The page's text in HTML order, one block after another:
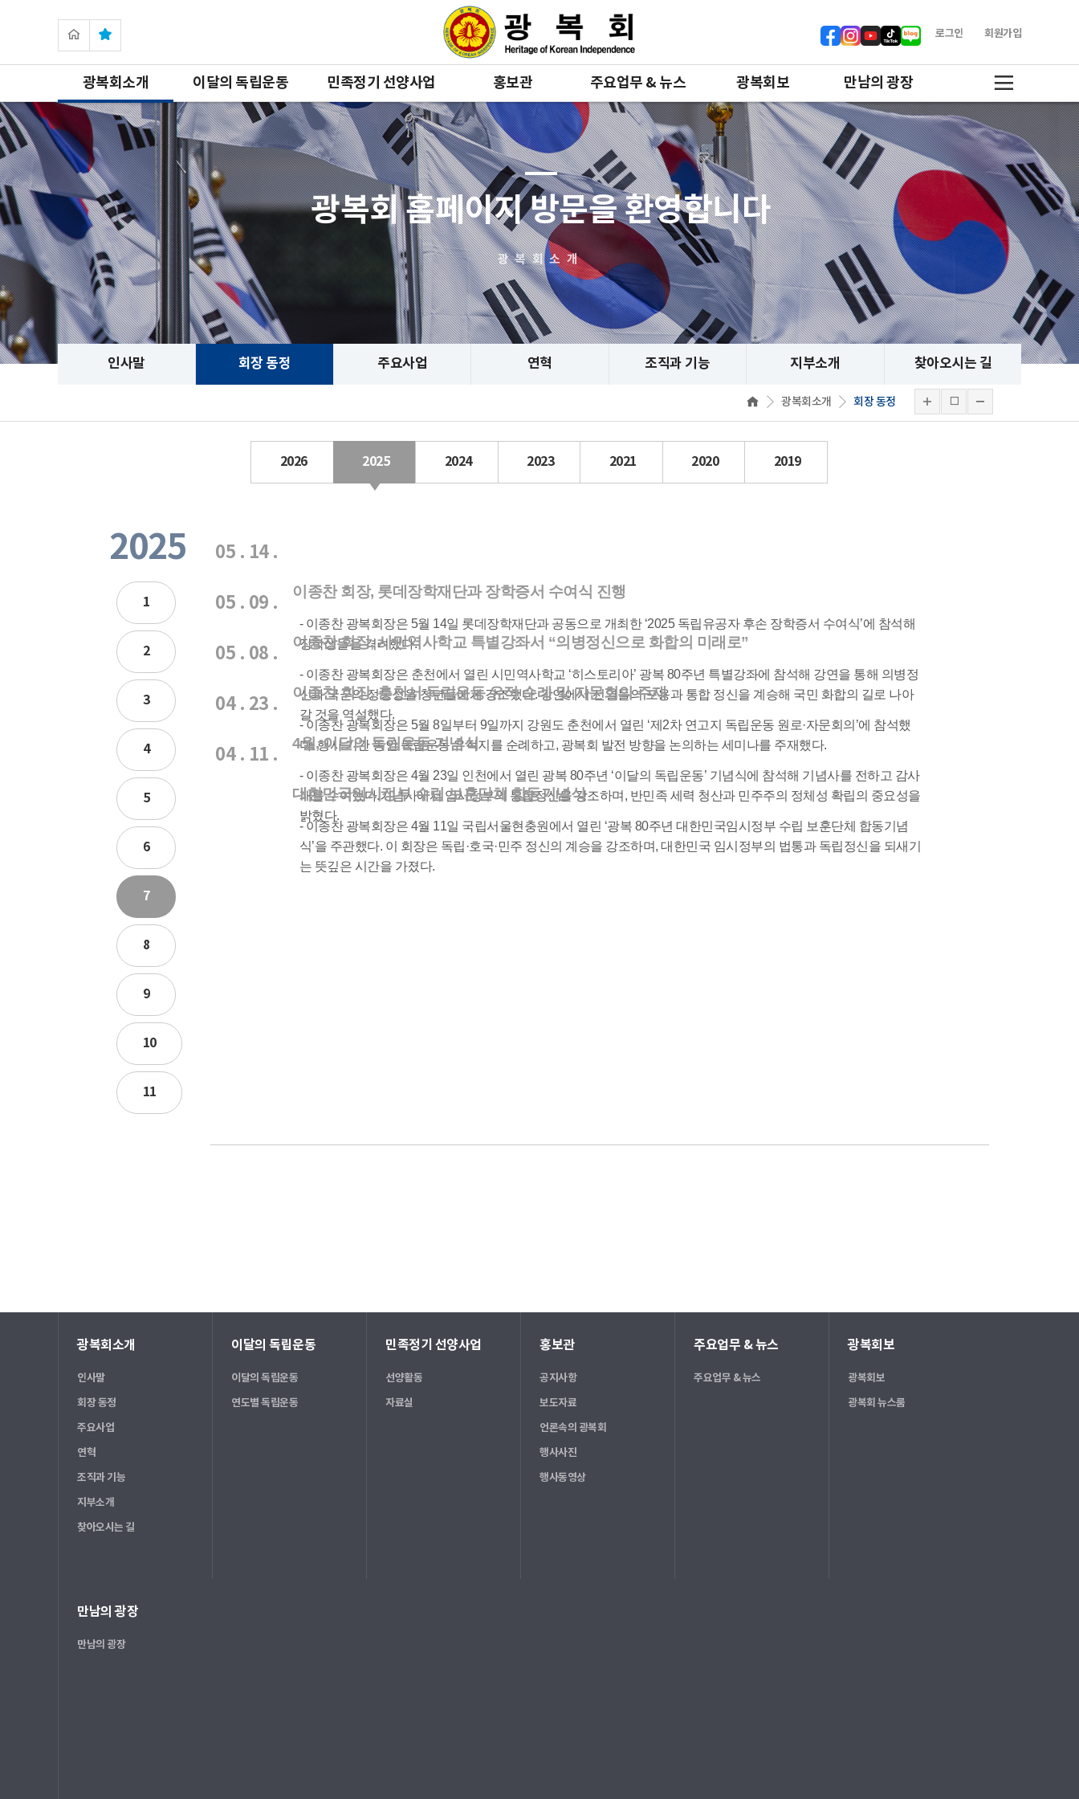
로그인 회원가입
광복회소개 이달의 독립운동 민족정기 선양사업 홍보관 주요업무 & 뉴스 광복회보 만남의 광장
광복회 홈페이지 방문을 환영합니다
광복회소개
인사말 회장 동정 주요사업 연혁 조직과 기능 지부소개 찾아오시는 길
광복회소개 회장 동정
2026 2025 2024 2023 2021 2020 2019
2025
1
2
3
4
5
6
7
8
9
10
11
05 . 14 .
이종찬 회장, 롯데장학재단과 장학증서 수여식 진행
- 이종찬 광복회장은 5월 14일 롯데장학재단과 공동으로 개최한 ‘2025 독립유공자 후손 장학증서 수여식’에 참석해
장학생들을 격려했다.
05 . 09 .
이종찬 회장, 시민역사학교 특별강좌서 “의병정신으로 화합의 미래로”
- 이종찬 광복회장은 춘천에서 열린 시민역사학교 ‘히스토리아’ 광복 80주년 특별강좌에 참석해 강연을 통해 의병정
신과 국군의 정통성을 청년들에게 강조했다. 강연에서 선열들의 포용과 통합 정신을 계승해 국민 화합의 길로 나아
갈 것을 역설했다.
05 . 08 .
이종찬 회장, 춘천서 독립운동 유적 순례 및 자문회의 주재
- 이종찬 광복회장은 5월 8일부터 9일까지 강원도 춘천에서 열린 ‘제2차 연고지 독립운동 원로·자문회의’에 참석했
다. 행사 기간 동안 독립운동 유적지를 순례하고, 광복회 발전 방향을 논의하는 세미나를 주재했다.
04 . 23 .
4월, 이달의 독립운동 기념식
- 이종찬 광복회장은 4월 23일 인천에서 열린 광복 80주년 ‘이달의 독립운동’ 기념식에 참석해 기념사를 전하고 감사
패를 수여했다.기념사에서 임시정부의 통합정신을 강조하며, 반민족 세력 청산과 민주주의 정체성 확립의 중요성을
밝혔다.
04 . 11 .
대한민국임시정부 수립 보훈단체 합동기념식
- 이종찬 광복회장은 4월 11일 국립서울현충원에서 열린 ‘광복 80주년 대한민국임시정부 수립 보훈단체 합동기념
식’을 주관했다. 이 회장은 독립·호국·민주 정신의 계승을 강조하며, 대한민국 임시정부의 법통과 독립정신을 되새기
는 뜻깊은 시간을 가졌다.
광복회소개
인사말
회장 동정
주요사업
연혁
조직과 기능
지부소개
찾아오시는 길
이달의 독립운동
이달의 독립운동
연도별 독립운동
민족정기 선양사업
선양활동
자료실
홍보관
공지사항
보도자료
언론속의 광복회
행사사진
행사동영상
주요업무 & 뉴스
주요업무 & 뉴스
광복회보
광복회보
광복회 뉴스룸
만남의 광장
만남의 광장